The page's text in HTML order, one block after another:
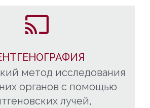
метод исследования
органов с помощью
лучей,